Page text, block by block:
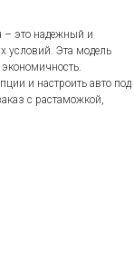
– это надежный и
условий. Эта модель
и настроить авто под
с растаможкой,